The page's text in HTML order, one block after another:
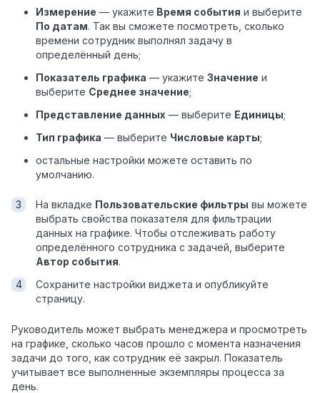
Измерение — укажите Время события и выберите
По датам. Так вы сможете посмотреть, сколько
времени сотрудник выполнял задачу в
определённый день;
Показатель графика — укажите Значение и
выберите Среднее значение;
Представление данных — выберите Единицы;
Тип графика — выберите Числовые карты;
остальные настройки можете оставить по
умолчанию.
На вкладке Пользовательские фильтры вы можете
выбрать свойства показателя для фильтрации
данных на графике. Чтобы отслеживать работу
определённого сотрудника с задачей, выберите
Автор события.
Сохраните настройки виджета и опубликуйте
страницу.
Руководитель может выбрать менеджера и просмотреть
на графике, сколько часов прошло с момента назначения
задачи до того, как сотрудник её закрыл. Показатель
учитывает все выполненные экземпляры процесса за
день.